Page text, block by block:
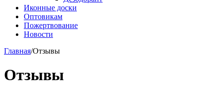
Иконные доски
Оптовикам
Пожертвование
Новости
Главная/Отзывы
Отзывы